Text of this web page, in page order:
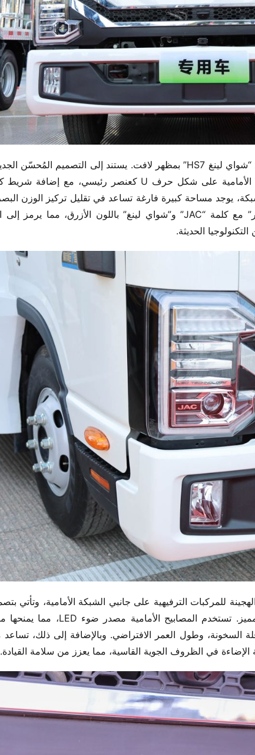
الحديثة.
في الظروف الجوية القاسية، مما يعزز من سلامة القيادة.